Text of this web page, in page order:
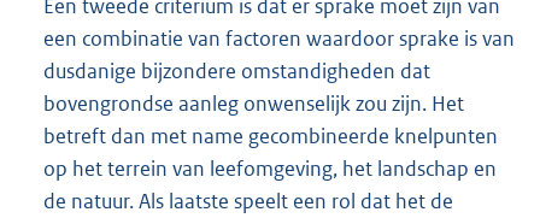
Een tweede criterium is dat er sprake moet zijn van
een combinatie van factoren waardoor sprake is van
dusdanige bijzondere omstandigheden dat
bovengrondse aanleg onwenselijk zou zijn. Het
betreft dan met name gecombineerde knelpunten
op het terrein van leefomgeving, het landschap en
de natuur. Als laatste speelt een rol dat het de